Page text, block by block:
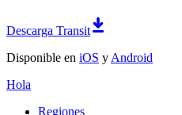
Descarga Transit
Disponible en iOS y Android
Hola
Regiones